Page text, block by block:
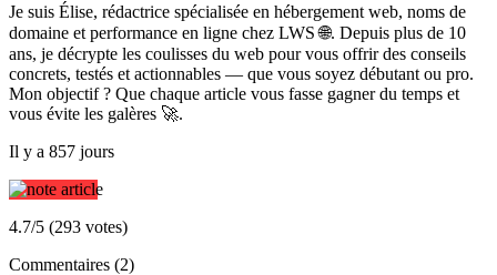
Je suis Élise, rédactrice spécialisée en hébergement web, noms de
domaine et performance en ligne chez LWS 🌐. Depuis plus de 10
ans, je décrypte les coulisses du web pour vous offrir des conseils
concrets, testés et actionnables — que vous soyez débutant ou pro.
Mon objectif ? Que chaque article vous fasse gagner du temps et
vous évite les galères 🚀.
Il y a 857 jours
4.7/5 (293 votes)
Commentaires (2)